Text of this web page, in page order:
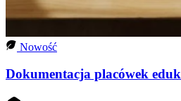
Nowość
Dokumentacja placówek